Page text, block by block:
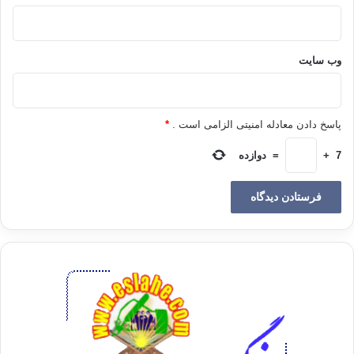
وب‌ سایت
پاسخ دادن معادله امنیتی الزامی است . *
7
+
= دوازده